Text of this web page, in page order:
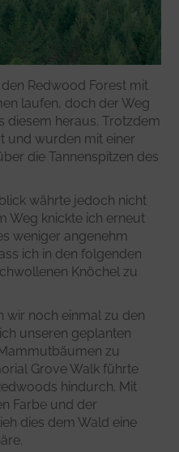
Redwood Forest mit
laufen, doch der Weg
diesem heraus. Trotzdem
und wurden mit einer
die Tannenspitzen des
währte jedoch nicht
Weg knickte ich erneut
weniger angenehm
ich in den folgenden
Knöchel zu
wir noch einmal zu den
unseren geplanten
zu
Grove Walk führte
hindurch. Mit
Farbe und der
dies dem Wald eine